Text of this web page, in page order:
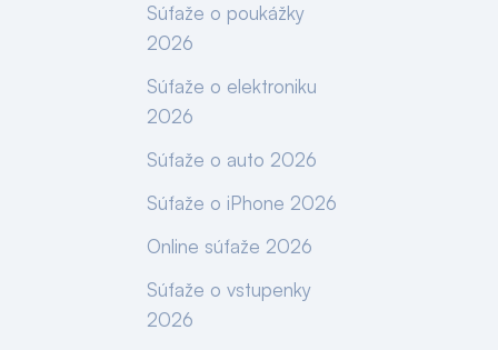
Súťaže o poukážky
2026
Súťaže o elektroniku
2026
Súťaže o auto 2026
Súťaže o iPhone 2026
Online súťaže 2026
Súťaže o vstupenky
2026